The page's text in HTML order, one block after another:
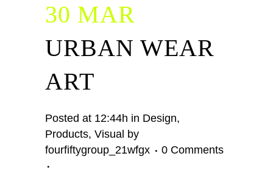
30 MAR
URBAN WEAR
ART
Posted at 12:44h in Design,
Products, Visual by
fourfiftygroup_21wfgx
0 Comments